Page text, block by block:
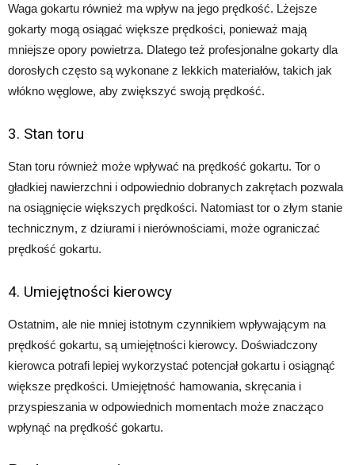
Waga gokartu również ma wpływ na jego prędkość. Lżejsze
gokarty mogą osiągać większe prędkości, ponieważ mają
mniejsze opory powietrza. Dlatego też profesjonalne gokarty dla
dorosłych często są wykonane z lekkich materiałów, takich jak
włókno węglowe, aby zwiększyć swoją prędkość.
3. Stan toru
Stan toru również może wpływać na prędkość gokartu. Tor o
gładkiej nawierzchni i odpowiednio dobranych zakrętach pozwala
na osiągnięcie większych prędkości. Natomiast tor o złym stanie
technicznym, z dziurami i nierównościami, może ograniczać
prędkość gokartu.
4. Umiejętności kierowcy
Ostatnim, ale nie mniej istotnym czynnikiem wpływającym na
prędkość gokartu, są umiejętności kierowcy. Doświadczony
kierowca potrafi lepiej wykorzystać potencjał gokartu i osiągnąć
większe prędkości. Umiejętność hamowania, skręcania i
przyspieszania w odpowiednich momentach może znacząco
wpłynąć na prędkość gokartu.